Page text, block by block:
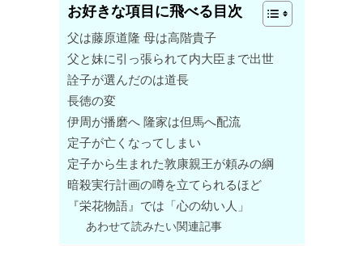
お好きな項目に飛べる目次
父は藤原道隆 母は高階貴子
父と妹に引っ張られて内大臣まで出世
詮子が選んだのは道長
長徳の変
伊周が播磨へ 隆家は但馬へ配流
定子が亡くなってしまい
定子から生まれた敦康親王が頼みの綱
暗殺実行計画の噂を立てられるほど
『栄花物語』では「心の幼い人」
あわせて読みたい関連記事